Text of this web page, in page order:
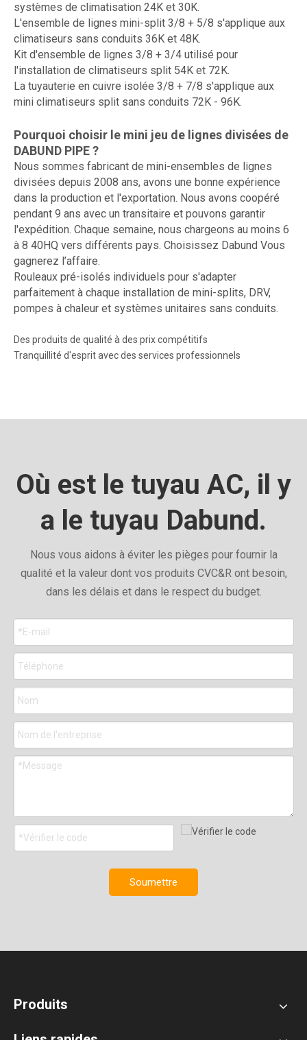
systèmes de climatisation 24K et 30K.
L'ensemble de lignes mini-split 3/8 + 5/8 s'applique aux
climatiseurs sans conduits 36K et 48K.
Kit d'ensemble de lignes 3/8 + 3/4 utilisé pour
l'installation de climatiseurs split 54K et 72K.
La tuyauterie en cuivre isolée 3/8 + 7/8 s'applique aux
mini climatiseurs split sans conduits 72K - 96K.
Pourquoi choisir le mini jeu de lignes divisées de
DABUND PIPE ?
Nous sommes fabricant de mini-ensembles de lignes
divisées depuis 2008 ans, avons une bonne expérience
dans la production et l'exportation. Nous avons coopéré
pendant 9 ans avec un transitaire et pouvons garantir
l'expédition. Chaque semaine, nous chargeons au moins 6
à 8 40HQ vers différents pays. Choisissez Dabund Vous
gagnerez l’affaire.
Rouleaux pré-isolés individuels pour s'adapter
parfaitement à chaque installation de mini-splits, DRV,
pompes à chaleur et systèmes unitaires sans conduits.
Des produits de qualité à des prix compétitifs
Tranquillité d'esprit avec des services professionnels
Où est le tuyau AC, il y
a le tuyau Dabund.
Nous vous aidons à éviter les pièges pour fournir la
qualité et la valeur dont vos produits CVC&R ont besoin,
dans les délais et dans le respect du budget.
Soumettre
Produits